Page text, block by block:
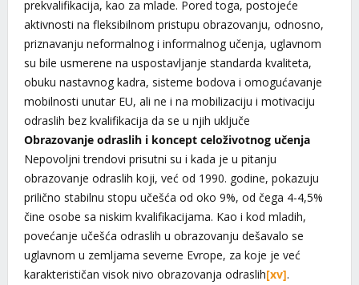
prekvalifikacija, kao za mlade. Pored toga, postojeće
aktivnosti na fleksibilnom pristupu obrazovanju, odnosno,
priznavanju neformalnog i informalnog učenja, uglavnom
su bile usmerene na uspostavljanje standarda kvaliteta,
obuku nastavnog kadra, sisteme bodova i omogućavanje
mobilnosti unutar EU, ali ne i na mobilizaciju i motivaciju
odraslih bez kvalifikacija da se u njih uključe
Obrazovanje odraslih i koncept celoživotnog učenja
Nepovoljni trendovi prisutni su i kada je u pitanju
obrazovanje odraslih koji, već od 1990. godine, pokazuju
prilično stabilnu stopu učešća od oko 9%, od čega 4-4,5%
čine osobe sa niskim kvalifikacijama. Kao i kod mladih,
povećanje učešća odraslih u obrazovanju dešavalo se
uglavnom u zemljama severne Evrope, za koje je već
karakterističan visok nivo obrazovanja odraslih[xv].